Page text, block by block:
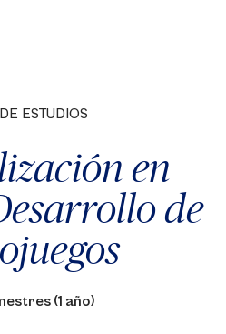
ESTUDIOS
en
de
(1 año)